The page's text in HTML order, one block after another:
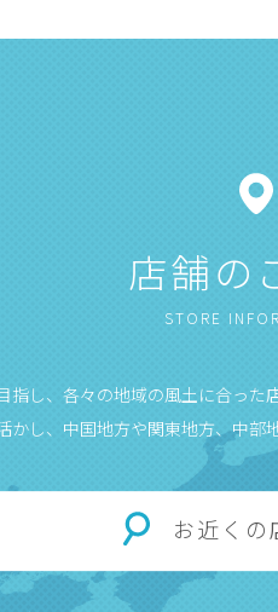
店舗の
STORE
指し、各々の地域の風土に合った
し、中国地方や関東地方、中
お近くの